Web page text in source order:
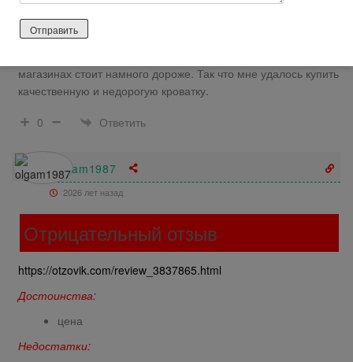
следующий день кроватка была у нас. К качеству материла
нет претензий, оно на высоте. Все детали хорошо
обработаны, ребенок не поранится. А еще понравилось то
магазинах стоит намного дороже. Так что мне удалось купить
качественную и недорогую кроватку.
0
Ответить
olgam1987
2026 лет назад
Отрицательный отзыв
https://otzovik.com/review_3837865.html
Достоинства:
цена
Недостатки: